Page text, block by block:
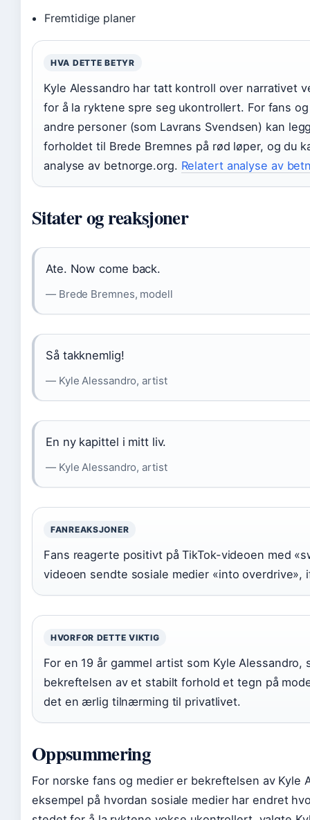
Fremtidige planer
HVA DETTE BETYR
Kyle Alessandro har tatt kontroll over narrativet
for å la ryktene spre seg ukontrollert. For fans
andre personer (som Lavrans Svendsen) kan
forholdet til Brede Bremnes på rød løper, og du
analyse av betnorge.org. Relatert analyse av
Sitater og reaksjoner
Ate. Now come back.
— Brede Bremnes, modell
Så takknemlig!
— Kyle Alessandro, artist
En ny kapittel i mitt liv.
— Kyle Alessandro, artist
FANREAKSJONER
Fans reagerte positivt på TikTok-videoen med
videoen sendte sosiale medier «into overdrive»,
HVORFOR DETTE VIKTIG
For en 19 år gammel artist som Kyle
bekreftelsen av et stabilt forhold et tegn på
det en ærlig tilnærming til privatlivet.
Oppsummering
For norske fans og medier er bekreftelsen av Kyle
eksempel på hvordan sosiale medier har endret